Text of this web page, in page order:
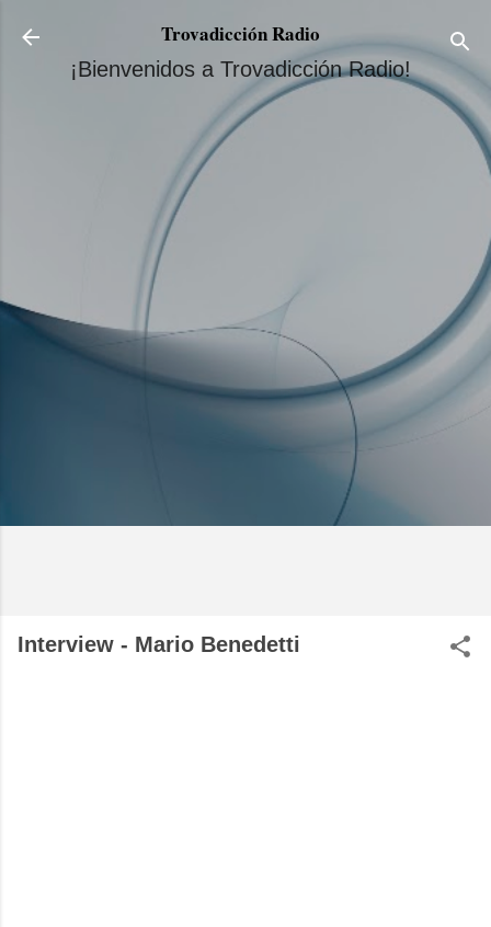
Ir al contenido principal
Trovadicción Radio
¡Bienvenidos a Trovadicción Radio!
Interview - Mario Benedetti